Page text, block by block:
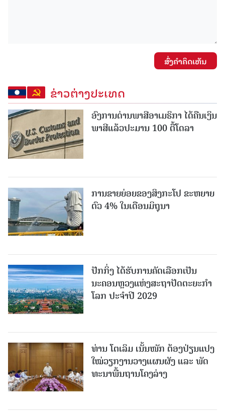
ສົ່ງຄໍາຄິດເຫັນ
ຂ່າວຕ່າງປະເທດ
ອົງການດ່ານພາສີອາເມຣິກາ ໄດ້ຄືນເງິນ
ພາສີແລ້ວປະມານ 100 ຕື້ໂດລາ
ການຂາຍຍ່ອຍຂອງສິງກະໂປ ຂະຫຍາຍ
ຕົວ 4% ໃນເດືອນມິຖຸນາ
ປັກກິ່ງ ໄດ້ຮັບການຄັດເລືອກເປັນ
ນະຄອນຫຼວງແຫ່ງສະຖາປັດຕະຍະກຳ
ໂລກ ປະຈຳປີ 2029
ທ່ານ ໂຕ​ເລິມ ເນັ້ນໜັກ ຕ້ອງ​ປ່ຽນ​ແປງ​
ໃໝ່​ວຽກ​ງານ​ວາງ​ແຜນ​ຜັງ ແລະ ​ພັດ​
ທະ​ນາ​ພື້ນ​ຖານ​ໂຄງ​ລ່າງ